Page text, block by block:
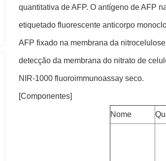
quantitativa de AFP. O antígeno de AFP
etiquetado fluorescente anticorpo
AFP fixado na membrana da
detecção da membrana do nitrato de
NIR-1000 fluoroimmunoassay seco.
[Componentes]
Nome